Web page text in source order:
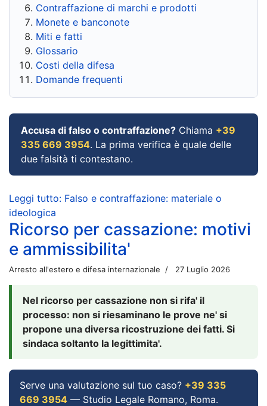
Contraffazione di marchi e prodotti
Monete e banconote
Miti e fatti
Glossario
Costi della difesa
Domande frequenti
Accusa di falso o contraffazione? Chiama +39
335 669 3954. La prima verifica è quale delle
due falsità ti contestano.
Leggi tutto: Falso e contraffazione: materiale o
ideologica
Ricorso per cassazione: motivi
e ammissibilita'
Arresto all'estero e difesa internazionale 27 Luglio 2026
Nel ricorso per cassazione non si rifa' il
processo: non si riesaminano le prove ne' si
propone una diversa ricostruzione dei fatti. Si
sindaca soltanto la legittimita'.
Serve una valutazione sul tuo caso? +39 335
669 3954 — Studio Legale Romano, Roma.